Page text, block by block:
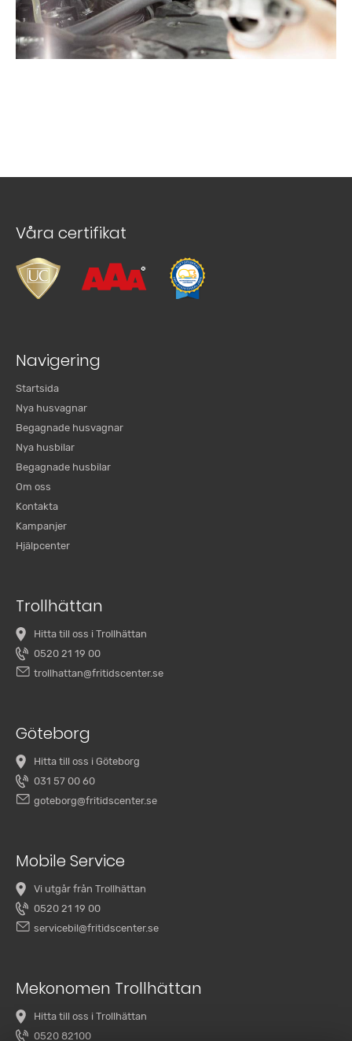
Våra certifikat
Navigering
Startsida
Nya husvagnar
Begagnade husvagnar
Nya husbilar
Begagnade husbilar
Om oss
Kontakta
Kampanjer
Hjälpcenter
Trollhättan
Hitta till oss i Trollhättan
0520 21 19 00
trollhattan@fritidscenter.se
Göteborg
Hitta till oss i Göteborg
031 57 00 60
goteborg@fritidscenter.se
Mobile Service
Vi utgår från Trollhättan
0520 21 19 00
servicebil@fritidscenter.se
Mekonomen Trollhättan
Hitta till oss i Trollhättan
0520 82100